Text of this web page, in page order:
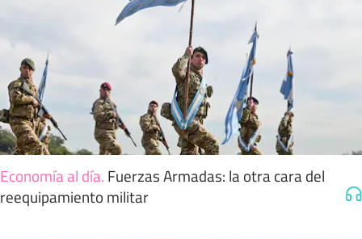
Economía al día. Fuerzas Armadas: la otra cara del
reequipamiento militar